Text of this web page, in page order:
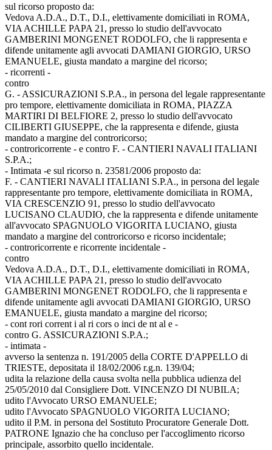
sul ricorso proposto da:
Vedova A.D.A., D.T., D.I., elettivamente domiciliati in ROMA,
VIA ACHILLE PAPA 21, presso lo studio dell'avvocato
GAMBERINI MONGENET RODOLFO, che li rappresenta e
difende unitamente agli avvocati DAMIANI GIORGIO, URSO
EMANUELE, giusta mandato a margine del ricorso;
- ricorrenti -
contro
G. - ASSICURAZIONI S.P.A., in persona del legale rappresentante
pro tempore, elettivamente domiciliata in ROMA, PIAZZA
MARTIRI DI BELFIORE 2, presso lo studio dell'avvocato
CILIBERTI GIUSEPPE, che la rappresenta e difende, giusta
mandato a margine del controricorso;
- controricorrente - e contro F. - CANTIERI NAVALI ITALIANI
S.P.A.;
- Intimata -e sul ricorso n. 23581/2006 proposto da:
F. - CANTIERI NAVALI ITALIANI S.P.A., in persona del legale
rappresentante pro tempore, elettivamente domiciliata in ROMA,
VIA CRESCENZIO 91, presso lo studio dell'avvocato
LUCISANO CLAUDIO, che la rappresenta e difende unitamente
all'avvocato SPAGNUOLO VIGORITA LUCIANO, giusta
mandato a margine del controricorso e ricorso incidentale;
- controricorrente e ricorrente incidentale -
contro
Vedova A.D.A., D.T., D.I., elettivamente domiciliati in ROMA,
VIA ACHILLE PAPA 21, presso lo studio dell'avvocato
GAMBERINI MONGENET RODOLFO, che li rappresenta e
difende unitamente agli avvocati DAMIANI GIORGIO, URSO
EMANUELE, giusta mandato a margine del ricorso;
- cont rori corrent i al ri cors o inci de nt al e -
contro G. ASSICURAZIONI S.P.A.;
- intimata -
avverso la sentenza n. 191/2005 della CORTE D'APPELLO di
TRIESTE, depositata il 18/02/2006 r.g.n. 139/04;
udita la relazione della causa svolta nella pubblica udienza del
25/05/2010 dal Consigliere Dott. VINCENZO DI NUBILA;
udito l'Avvocato URSO EMANUELE;
udito l'Avvocato SPAGNUOLO VIGORITA LUCIANO;
udito il P.M. in persona del Sostituto Procuratore Generale Dott.
PATRONE Ignazio che ha concluso per l'accoglimento ricorso
principale, assorbito quello incidentale.